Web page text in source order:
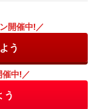
開催中!／
う
中!／
う